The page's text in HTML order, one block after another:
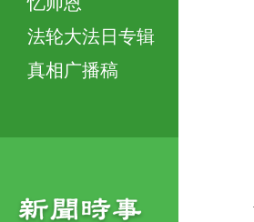
法轮大法日专辑
真相广播稿